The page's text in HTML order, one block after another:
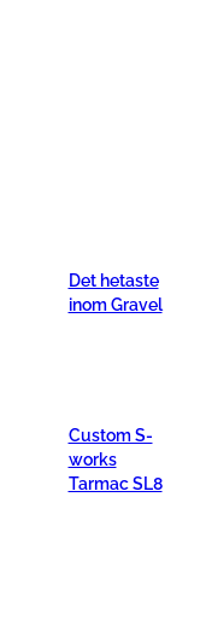
Det hetaste
inom Gravel
Custom S-
works
Tarmac SL8